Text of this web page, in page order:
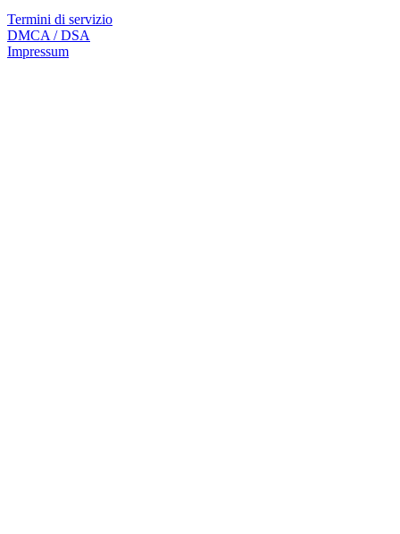
Termini di servizio
DMCA / DSA
Impressum